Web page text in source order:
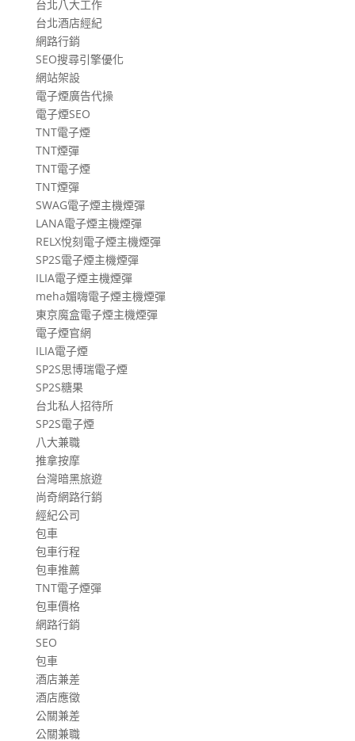
台北八大工作
台北酒店經紀
網路行銷
SEO搜尋引擎優化
網站架設
電子煙廣告代操
電子煙SEO
TNT電子煙
TNT煙彈
TNT電子煙
TNT煙彈
SWAG電子煙主機煙彈
LANA電子煙主機煙彈
RELX悅刻電子煙主機煙彈
SP2S電子煙主機煙彈
ILIA電子煙主機煙彈
meha媚嗨電子煙主機煙彈
東京魔盒電子煙主機煙彈
電子煙官網
ILIA電子煙
SP2S思博瑞電子煙
SP2S糖果
台北私人招待所
SP2S電子煙
八大兼職
推拿按摩
台灣暗黑旅遊
尚奇網路行銷
經紀公司
包車
包車行程
包車推薦
TNT電子煙彈
包車價格
網路行銷
SEO
包車
酒店兼差
酒店應徵
公關兼差
公關兼職